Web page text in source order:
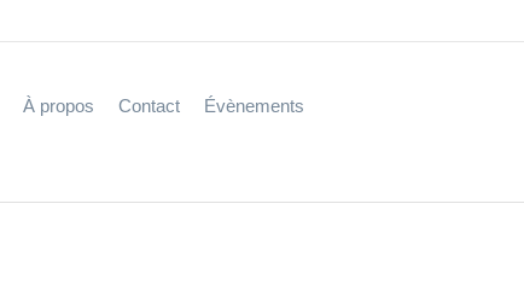
À propos Contact Évènements